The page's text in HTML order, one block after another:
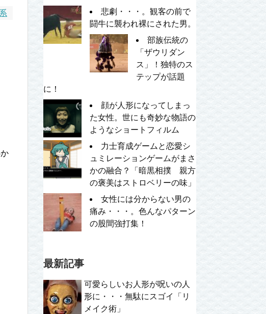
悲劇・・・。観客の前で
闘牛に襲われ裸にされた男。
部族伝統の
「ザウリダン
ス」！独特のス
テップが話題
に！
顔が人形になってしまっ
た女性。世にも奇妙な物語の
ようなショートフィルム
力士育成ゲームと恋愛シ
ュミレーションゲームがまさ
かの融合？「暗黒相撲 親方
の褒美はストロベリーの味」
女性には分からない男の
痛み・・・。色んなパターン
の股間強打集！
最新記事
可愛らしいお人形が呪いの人
形に・・・無駄にスゴイ「リ
メイク術」